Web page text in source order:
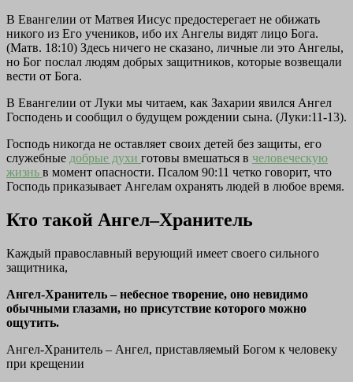
В Евангелии от Матвея Иисус предостерегает не обижать
никого из Его учеников, ибо их Ангелы видят лицо Бога.
(Матв. 18:10) Здесь ничего не сказано, личные ли это Ангелы,
но Бог послал людям добрых защитников, которые возвещали
вести от Бога.
В Евангелии от Луки мы читаем, как Захарии явился Ангел
Господень и сообщил о будущем рождении сына. (Луки:11-13).
Господь никогда не оставляет своих детей без защиты, его
служебные добрые духи готовы вмешаться в человеческую
жизнь в момент опасности. Псалом 90:11 четко говорит, что
Господь приказывает Ангелам охранять людей в любое время.
Кто такой Ангел–Хранитель
Каждый православный верующий имеет своего сильного
защитника,
Ангел-Хранитель – небесное творение, оно невидимо
обычными глазами, но присутствие которого можно
ощутить.
Ангел-Хранитель – Ангел, приставляемый Богом к человеку
при крещении